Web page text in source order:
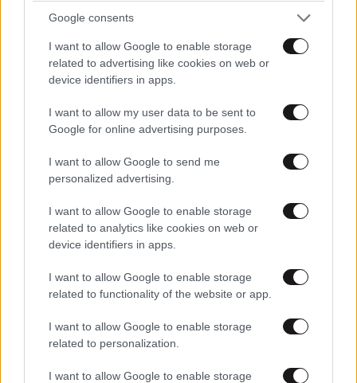
Google consents
I want to allow Google to enable storage
related to advertising like cookies on web or
device identifiers in apps.
I want to allow my user data to be sent to
Google for online advertising purposes.
I want to allow Google to send me
personalized advertising.
I want to allow Google to enable storage
related to analytics like cookies on web or
device identifiers in apps.
I want to allow Google to enable storage
related to functionality of the website or app.
I want to allow Google to enable storage
related to personalization.
I want to allow Google to enable storage
Ξεψυρεισμενος 26·09·2016 19:47
ΣΤΟ ΤΣΙΠΡΟΣΥΓΚΑΜΕΝΙΣΤΑΝ ΤΗΣ ΨΩΡΑΛΕΞΑΙΝΑΣ